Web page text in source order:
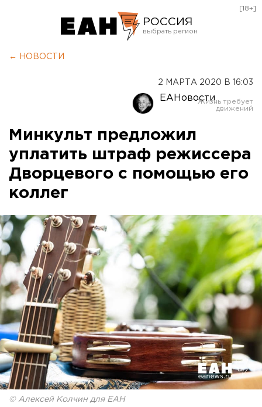
РОССИЯ
Оренбург
[18+]
← НОВОСТИ
2 МАРТА 2020 В 16:03
ЕАНовости
Минкульт предложил
уплатить штраф режиссера
Дворцевого с помощью его
коллег
© Алексей Колчин для ЕАН